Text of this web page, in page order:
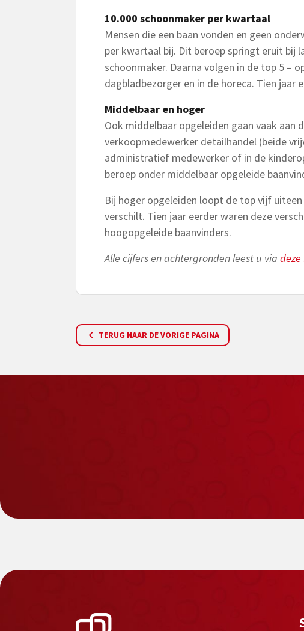
10.000 schoonmaker per kwartaal
Mensen die een baan vonden en geen
per kwartaal bij. Dit beroep springt eruit bij
schoonmaker. Daarna volgen in de top 5 –
dagbladbezorger en in de horeca. Tien
Middelbaar en hoger
Ook middelbaar opgeleiden gaan vaak aan
verkoopmedewerker detailhandel (beide
administratief medewerker of in de
beroep onder middelbaar opgeleide
Bij hoger opgeleiden loopt de top vijf
verschilt. Tien jaar eerder waren deze
hoogopgeleide baanvinders.
Alle cijfers en achtergronden leest u via
TERUG NAAR DE VORIGE PAGINA